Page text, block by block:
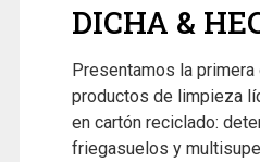
DICHA &
Presentamos la primera
productos de limpieza
en cartón reciclado:
friegasuelos y